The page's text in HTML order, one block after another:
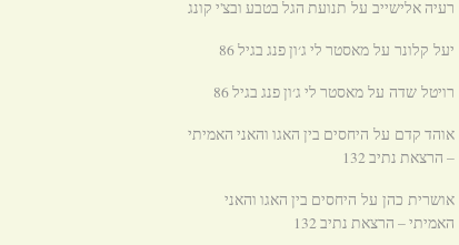
רעיה אלישייב על תנועת הגל בטבע ובצ'י קונג
יעל קלונר עלמאסטר לי ג׳ון פנג בגיל 86
רויטל שדה עלמאסטר לי ג׳ון פנג בגיל 86
אוהד קדם על היחסים בין האגו והאני האמיתי
– הרצאת נתיב 132
אושרית כהן על היחסים בין האגו והאני
האמיתי – הרצאת נתיב 132